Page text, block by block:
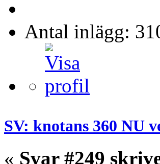
Antal inlägg:
SV: knotans 360 NU
« Svar #249